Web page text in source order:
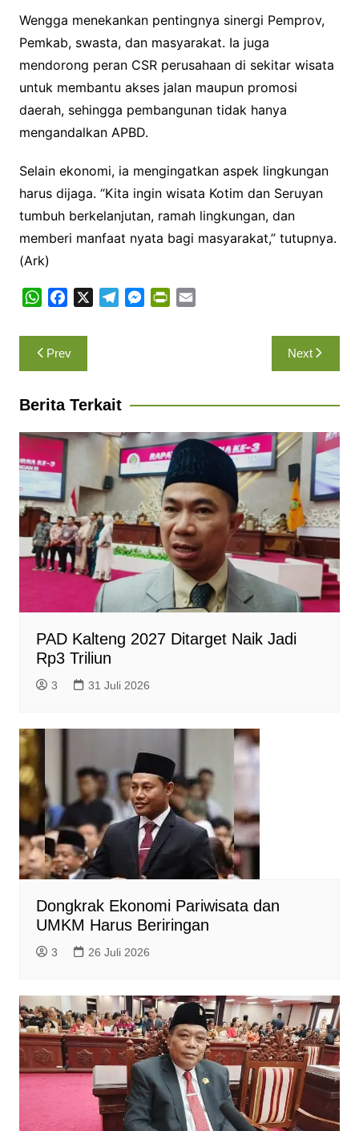
Wengga menekankan pentingnya sinergi Pemprov,
Pemkab, swasta, dan masyarakat. Ia juga
mendorong peran CSR perusahaan di sekitar wisata
untuk membantu akses jalan maupun promosi
daerah, sehingga pembangunan tidak hanya
mengandalkan APBD.
Selain ekonomi, ia mengingatkan aspek lingkungan
harus dijaga. “Kita ingin wisata Kotim dan Seruyan
tumbuh berkelanjutan, ramah lingkungan, dan
memberi manfaat nyata bagi masyarakat,” tutupnya.
(Ark)
W
a
t
s
p
p
c
e
b
o
k
a
m
M
e
r
i
e
n
d
l
y
Navigasi
pos
Prev Next
Berita Terkait
PAD Kalteng 2027 Ditarget Naik Jadi
Rp3 Triliun
3 31 Juli 2026
Dongkrak Ekonomi Pariwisata dan
UMKM Harus Beriringan
3 26 Juli 2026